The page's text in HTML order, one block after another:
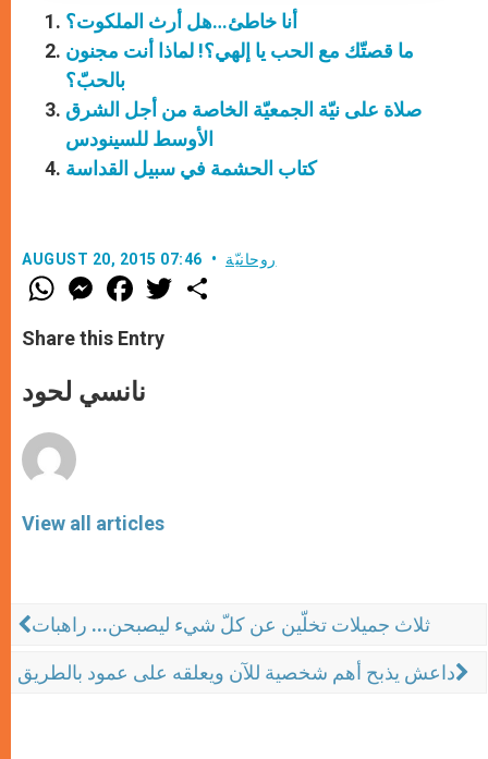
أنا خاطئ…هل أرث الملكوت؟
ما قصتّك مع الحب يا إلهي؟! لماذا أنت مجنون
بالحبّ؟
صلاة على نيّة الجمعيّة الخاصة من أجل الشرق
الأوسط للسينودس
كتاب الحشمة في سبيل القداسة
AUGUST 20, 2015 07:46 روحانيّة
W
h
t
s
p
p
M
e
s
e
e
F
a
e
b
o
k
w
Share this Entry
نانسي لحود
View all articles
ثلاث جميلات تخلّين عن كلّ شيء ليصبحن... راهبات
داعش يذبح أهم شخصية للآن ويعلقه على عمود بالطريق